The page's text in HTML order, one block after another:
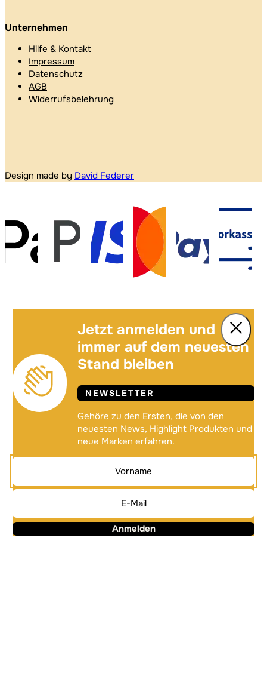
Unternehmen
Hilfe & Kontakt
Impressum
Datenschutz
AGB
Widerrufsbelehrung
Design made by David Federer
Jetzt anmelden und
immer auf dem neuesten
Stand bleiben
NEWSLETTER
Gehöre zu den Ersten, die von den
neuesten News, Highlight Produkten und
neue Marken erfahren.
Anmelden